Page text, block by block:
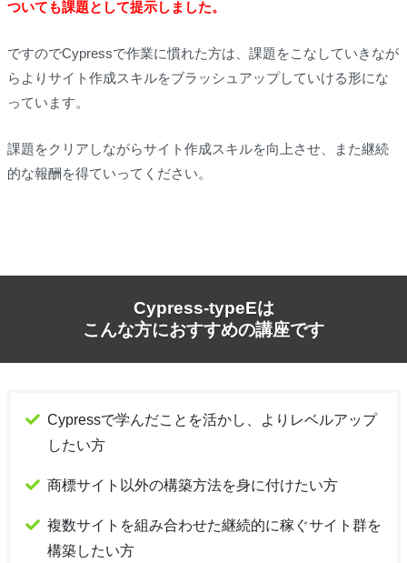
ついても課題として提示しました。
ですのでCypressで作業に慣れた方は、課題をこなしていきなが
らよりサイト作成スキルをブラッシュアップしていける形にな
っています。
課題をクリアしながらサイト作成スキルを向上させ、また継続
的な報酬を得ていってください。
Cypress-typeEは
こんな方におすすめの講座です
Cypressで学んだことを活かし、よりレベルアップ
したい方
商標サイト以外の構築方法を身に付けたい方
複数サイトを組み合わせた継続的に稼ぐサイト群を
構築したい方